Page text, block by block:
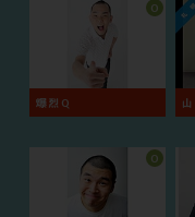
爆烈Q
O
O